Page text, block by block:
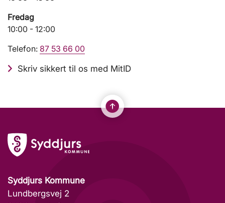
Fredag
10:00 - 12:00
Telefon: 87 53 66 00
Skriv sikkert til os med MitID
Syddjurs Kommune
Lundbergsvej 2